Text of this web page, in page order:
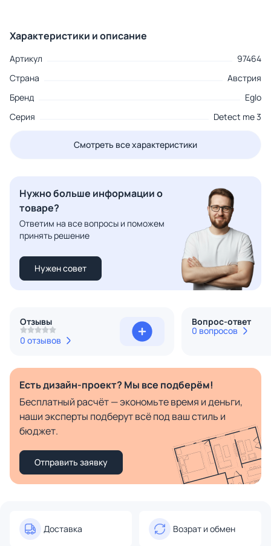
Характеристики и описание
Артикул
97464
Страна
Австрия
Бренд
Eglo
Серия
Detect me 3
Смотреть все характеристики
Нужно больше информации о
товаре?
Ответим на все вопросы и поможем
принять решение
Нужен совет
Отзывы
0 отзывов
Вопрос-ответ
0 вопросов
Есть дизайн-проект? Мы все подберём!
Бесплатный расчёт — экономьте время и деньги,
наши эксперты подберут всё под ваш стиль и
бюджет.
Отправить заявку
Доставка Возрат и обмен